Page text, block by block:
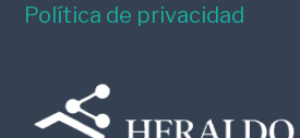
Política de privacidad